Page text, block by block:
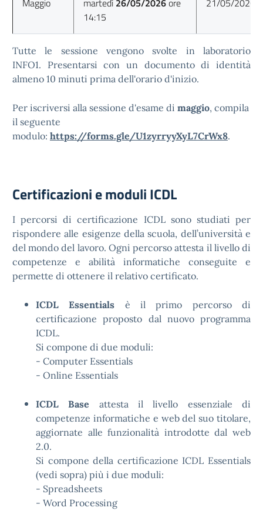
Maggio martedì 26/05/2026ore
14:15
21/05/2026
Tutte le sessione vengono svolte in laboratorio
INFO1. Presentarsi con un documento di identità
almeno 10 minuti prima dell'orario d'inizio.
Per iscriversi alla sessione d'esame di maggio, compila
il seguente
modulo: https://forms.gle/U1zyrryyXyL7CrWx8.
Certificazioni e moduli ICDL
I percorsi di certificazione ICDL sono studiati per
rispondere alle esigenze della scuola, dell’università e
del mondo del lavoro. Ogni percorso attesta il livello di
competenze e abilità informatiche conseguite e
permette di ottenere il relativo certificato.
ICDL Essentials è il primo percorso di
certificazione proposto dal nuovo programma
ICDL.
Si compone di due moduli:
- Computer Essentials
- Online Essentials
ICDL Base attesta il livello essenziale di
competenze informatiche e web del suo titolare,
aggiornate alle funzionalità introdotte dal web
2.0.
Si compone della certificazione ICDL Essentials
(vedi sopra) più i due moduli:
- Spreadsheets
- Word Processing